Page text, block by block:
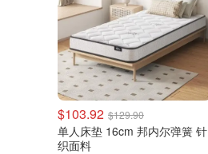
$103.92 $129.90
单人床垫 16cm 邦内尔弹簧 针
织面料